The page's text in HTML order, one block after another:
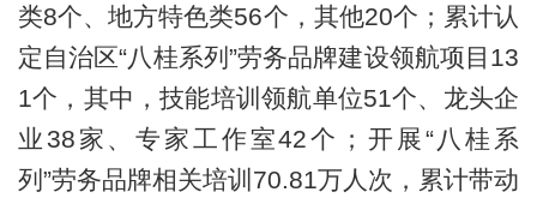
类8个、地方特色类56个，其他20个；累计认
定自治区“八桂系列”劳务品牌建设领航项目13
1个，其中，技能培训领航单位51个、龙头企
业38家、专家工作室42个；开展“八桂系
列”劳务品牌相关培训70.81万人次，累计带动